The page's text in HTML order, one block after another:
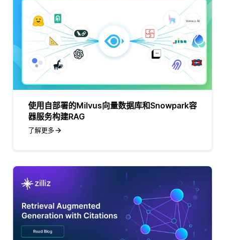
使用自部署的Milvus向量数据库和Snowpark容
器服务构建RAG
了解更多